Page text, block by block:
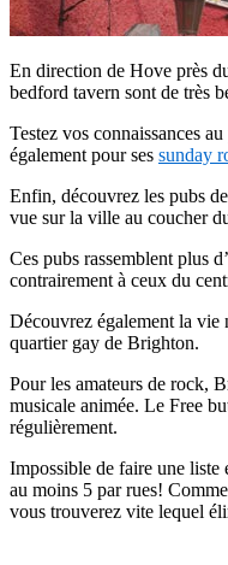
En direction de Hove près
bedford tavern sont de très
Testez vos connaissances
également pour ses sunday
Enfin, découvrez les pubs
vue sur la ville au coucher
Ces pubs rassemblent plus
contrairement à ceux du
Découvrez également la
quartier gay de Brighton.
Pour les amateurs de rock,
musicale animée. Le Free
régulièrement.
Impossible de faire une
au moins 5 par rues!
vous trouverez vite lequel